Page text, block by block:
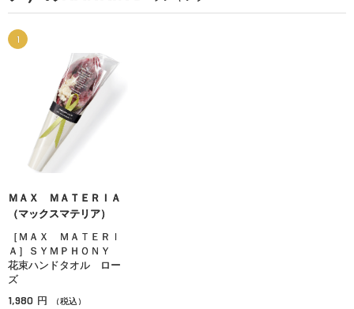
1
ＭＡＸ ＭＡＴＥＲＩＡ
（マックスマテリア）
［ＭＡＸ ＭＡＴＥＲＩ
Ａ］ＳＹＭＰＨＯＮＹ
花束ハンドタオル ロー
ズ
1,980 円 （税込）